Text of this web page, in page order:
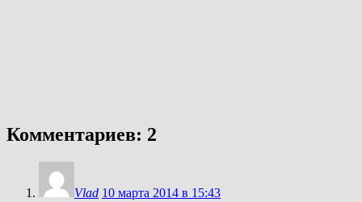
Комментариев: 2
Vlad 10 марта 2014 в 15:43